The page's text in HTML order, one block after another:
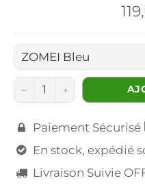
Prix
− +
 Paiement Sécurisé
 En stock, expédié
 Livraison Suivie